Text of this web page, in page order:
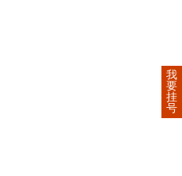
我
要
挂
号